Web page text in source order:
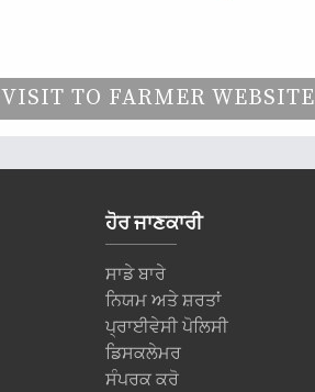
VISIT TO FARMER WEBSITE
ਹੋਰ ਜਾਣਕਾਰੀ
ਸਾਡੇ ਬਾਰੇ
ਨਿਯਮ ਅਤੇ ਸ਼ਰਤਾਂ
ਪ੍ਰਾਈਵੇਸੀ ਪੋਲਿਸੀ
ਡਿਸਕਲੇਮਰ
ਸੰਪਰਕ ਕਰੋ